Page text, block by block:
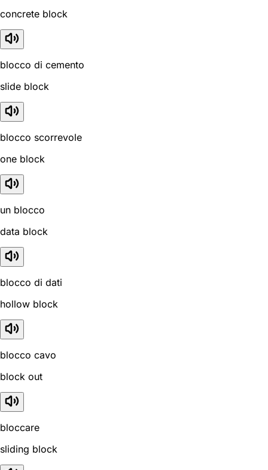
concrete block
blocco di cemento
slide block
blocco scorrevole
one block
un blocco
data block
blocco di dati
hollow block
blocco cavo
block out
bloccare
sliding block